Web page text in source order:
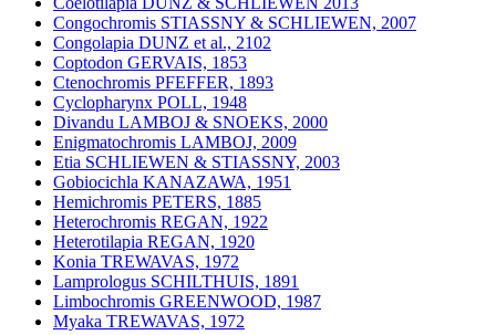
Congochromis STIASSNY & SCHLIEWEN, 2007
Congolapia DUNZ et al., 2102
Coptodon GERVAIS, 1853
Ctenochromis PFEFFER, 1893
Cyclopharynx POLL, 1948
Divandu LAMBOJ & SNOEKS, 2000
Enigmatochromis LAMBOJ, 2009
Etia SCHLIEWEN & STIASSNY, 2003
Gobiocichla KANAZAWA, 1951
Hemichromis PETERS, 1885
Heterochromis REGAN, 1922
Heterotilapia REGAN, 1920
Konia TREWAVAS, 1972
Lamprologus SCHILTHUIS, 1891
Limbochromis GREENWOOD, 1987
Myaka TREWAVAS, 1972